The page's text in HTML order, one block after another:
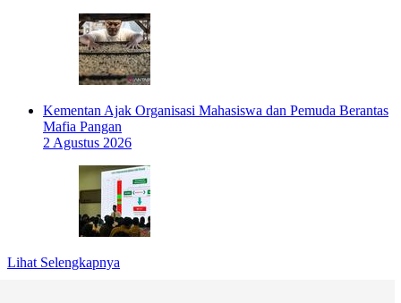
Kementan Ajak Organisasi Mahasiswa dan Pemuda Berantas
Mafia Pangan
2 Agustus 2026
Lihat Selengkapnya